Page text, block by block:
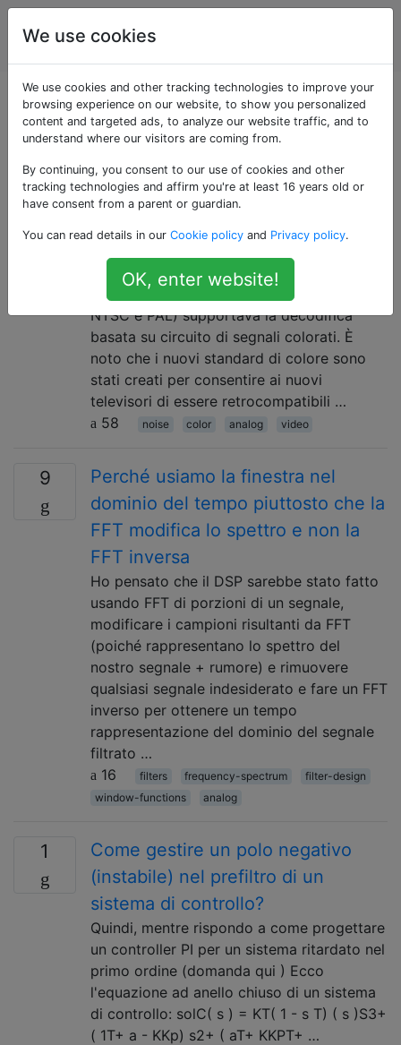
Elaborazione del
segnale
Domande taggate
«analog»
4
Perché il rumore statico della TV è
sempre in bianco e nero?
tubo catodico (CRT) prodotti dopo gli anni
'60 (dopo l'introduzione degli standard
NTSC e PAL) supportava la decodifica
basata su circuito di segnali colorati. È
noto che i nuovi standard di colore sono
stati creati per consentire ai nuovi
televisori di essere retrocompatibili …
58
noise color analog video
9
Perché usiamo la finestra nel
dominio del tempo piuttosto che la
FFT modifica lo spettro e non la
FFT inversa
Ho pensato che il DSP sarebbe stato fatto
usando FFT di porzioni di un segnale,
modificare i campioni risultanti da FFT
(poiché rappresentano lo spettro del
nostro segnale + rumore) e rimuovere
qualsiasi segnale indesiderato e fare un FFT
inverso per ottenere un tempo
rappresentazione del dominio del segnale
filtrato …
16
filters frequency-spectrum
filter-design
window-functions
analog
1
Come gestire un polo negativo
(instabile) nel prefiltro di un
sistema di controllo?
Quindi, mentre rispondo a come progettare
un controller PI per un sistema ritardato nel
primo ordine (domanda qui ) Ecco
l'equazione ad anello chiuso di un sistema
di controllo: solC( s ) = KT( 1 - s T) ( s )S3+
( 1T+ a - KKp) s2+ ( aT+ KKPT+ …
We use cookies
We use cookies and other tracking technologies to improve your
browsing experience on our website, to show you personalized
content and targeted ads, to analyze our website traffic, and to
understand where our visitors are coming from.
By continuing, you consent to our use of cookies and other
tracking technologies and affirm you're at least 16 years old or
have consent from a parent or guardian.
You can read details in our Cookie policy and Privacy policy.
OK, enter website!